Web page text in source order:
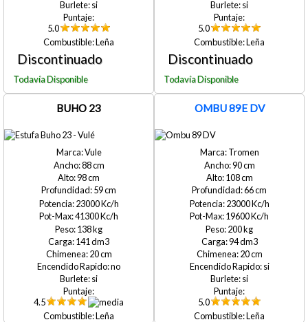
si
5.0
Leña
si
5.0
Leña
BUHO 23
Vule
88
98
59
23000
41300
138
141
20
no
si
4.5
Leña
OMBU 89E DV
Tromen
90
108
66
23000
19600
200
94
20
si
si
5.0
Leña